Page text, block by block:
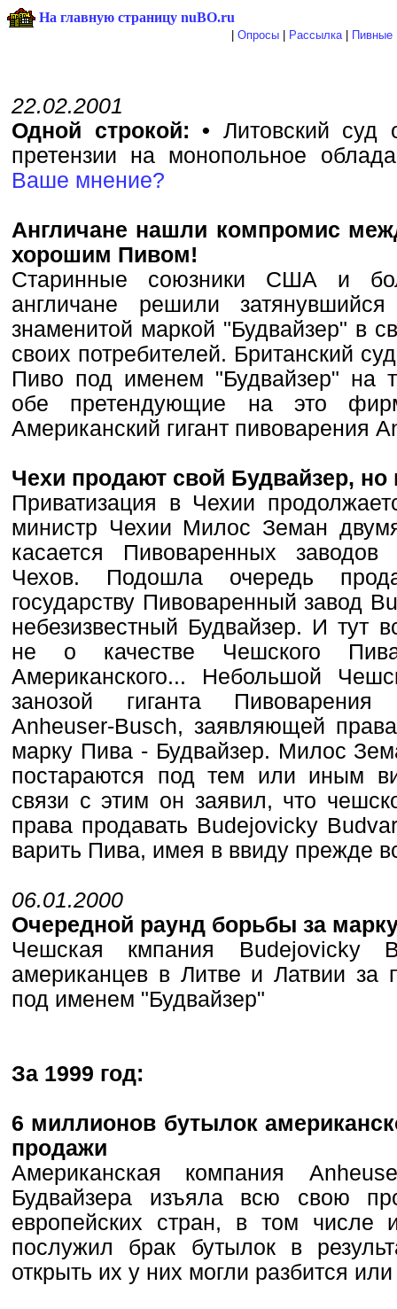
На главную страницу nuBO.ru
Опросы| Рассылка| Пивные
22.02.2001
Одной строкой: • Литовский суд
претензии на монопольное
Ваше мнение?
Англичане нашли компромис
хорошим Пивом!
Старинные союзники США и
англичане решили
знаменитой маркой "Будвайзер" в
своих потребителей. Британский
Пиво под именем "Будвайзер" на
обе претендующие на это
Американский гигант пивоварения
Чехи продают свой Будвайзер, но
Приватизация в Чехии
министр Чехии Милос Земан
касается Пивоваренных
Чехов. Подошла очередь
государству Пивоваренный завод
небезизвестный Будвайзер. И тут
не о качестве Чешского
Американского... Небольшой
занозой гиганта Пивоварения
Anheuser-Busch, заявляющей
марку Пива - Будвайзер. Милос
постараются под тем или иным
связи с этим он заявил, что
права продавать Budejovicky
варить Пива, имея в ввиду прежде
06.01.2000
Очередной раунд борьбы за
Чешская кмпания Budejovicky
американцев в Литве и Латвии за
под именем "Будвайзер"
За 1999 год:
6 миллионов бутылок
продажи
Американская компания
Будвайзера изъяла всю свою
европейских стран, в том числе
послужил брак бутылок в
открыть их у них могли разбится